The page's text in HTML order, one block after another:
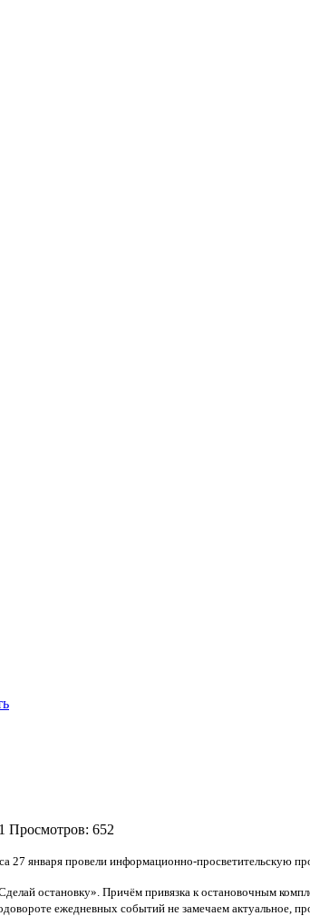
Просмотров: 652
27 января провели информационно-просветительскую
остановку». Причём привязка к остановочным
ежедневных событий не замечаем актуальное,